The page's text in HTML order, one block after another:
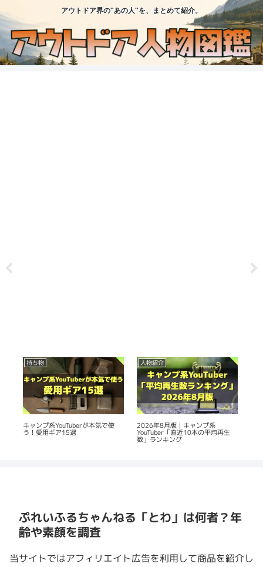
アウトドア界の"あの人"を、まとめて紹介。
持ち物
キャンプ系YouTuberが本気で使
う！愛用ギア15選
人物紹介
2026年8月版｜キャンプ系
YouTuber「直近10本の平均再生
数」ランキング
ぷれいふるちゃんねる「とわ」は何者？年
齢や素顔を調査
当サイトではアフィリエイト広告を利用して商品を紹介し